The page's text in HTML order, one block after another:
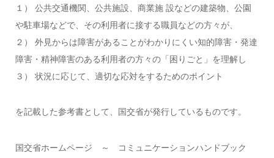
１） 公共交通機関、公共施設、商業施 設などの建築物、公園
や駐車場などで、その利用者に接する職員などの方々が、
２） 外見からは障害があることがわかりにくい知的障害・発達
障害・精神障害のある利用者の方々の「困りごと」を理解し
３） 状況に応じて、適切な応対をするためのポイント
を記載した参考書として、国交省が発行しているものです。
国交省ホームページ ～ コミュニケーションハンドブック